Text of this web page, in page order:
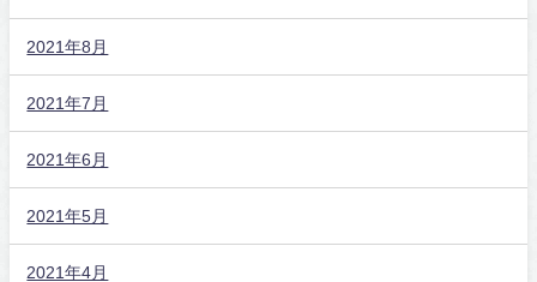
2021年8月
2021年7月
2021年6月
2021年5月
2021年4月